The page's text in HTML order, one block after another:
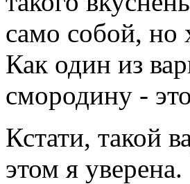
само собой, но
Как один из
смородину -
Кстати, такой
этом я уверена.